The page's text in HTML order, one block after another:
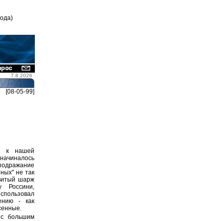
7.8.2026
[08-05-99]
к нашей
не так
шарж
Россини,
- как
большим